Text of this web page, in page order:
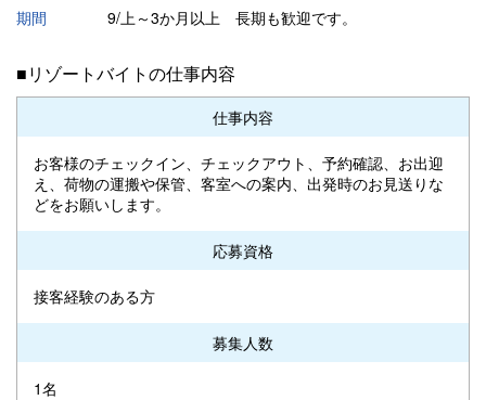
期間
9/上～3か月以上 長期も歓迎です。
■リゾートバイトの仕事内容
仕事内容
お客様のチェックイン、チェックアウト、予約確認、お出迎
え、荷物の運搬や保管、客室への案内、出発時のお見送りな
どをお願いします。
応募資格
接客経験のある方
募集人数
1名